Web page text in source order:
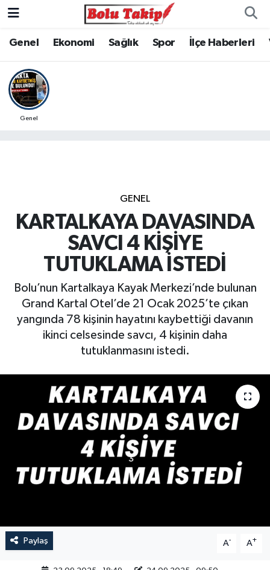
Genel Ekonomi Sağlık Spor İlçe Haberleri
Genel
GENEL
KARTALKAYA DAVASINDA
SAVCI 4 KİŞİYE
TUTUKLAMA İSTEDİ
Bolu’nun Kartalkaya Kayak Merkezi’nde bulunan
Grand Kartal Otel’de 21 Ocak 2025’te çıkan
yangında 78 kişinin hayatını kaybettiği davanın
ikinci celsesinde savcı, 4 kişinin daha
tutuklanmasını istedi.
Paylaş A- A+